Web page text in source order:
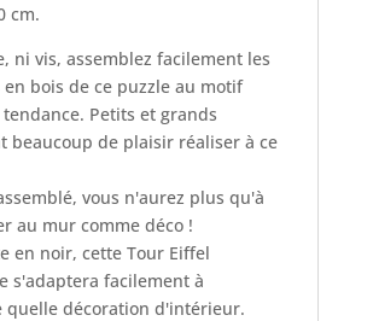
cm.
ni vis, assemblez facilement les
en bois de ce puzzle au motif
Petits et grands
beaucoup de plaisir réaliser à ce
vous n'aurez plus qu'à
au mur comme déco !
en noir, cette Tour Eiffel
s'adaptera facilement à
quelle décoration d'intérieur.